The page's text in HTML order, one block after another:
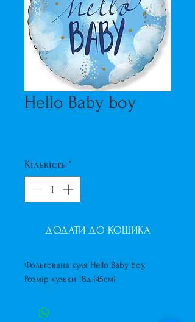
Hello Baby boy
Кількість *
ДОДАТИ ДО КОШИКА
Фольгована куля Hello Baby boy.
Розмір кульки 18д (45см)